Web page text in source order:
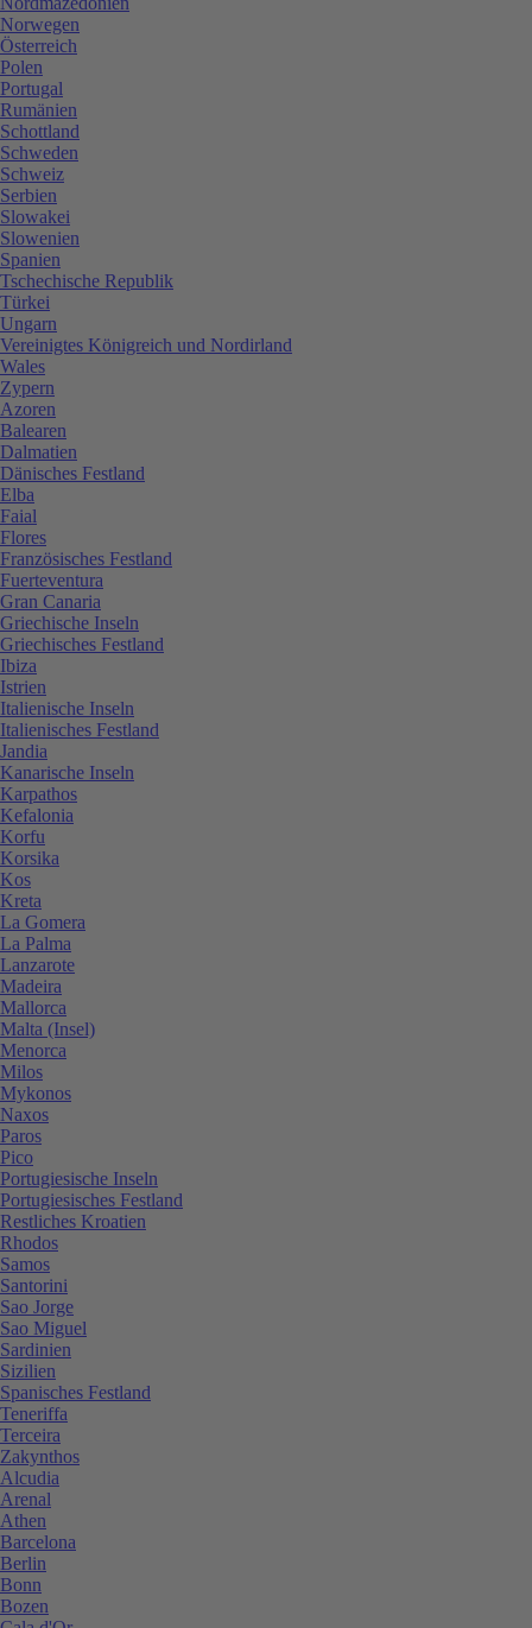
Norwegen
Österreich
Polen
Portugal
Rumänien
Schottland
Schweden
Schweiz
Serbien
Slowakei
Slowenien
Spanien
Tschechische Republik
Türkei
Ungarn
Vereinigtes Königreich und Nordirland
Wales
Zypern
Azoren
Balearen
Dalmatien
Dänisches Festland
Elba
Faial
Flores
Französisches Festland
Fuerteventura
Gran Canaria
Griechische Inseln
Griechisches Festland
Ibiza
Istrien
Italienische Inseln
Italienisches Festland
Jandia
Kanarische Inseln
Karpathos
Kefalonia
Korfu
Korsika
Kos
Kreta
La Gomera
La Palma
Lanzarote
Madeira
Mallorca
Malta (Insel)
Menorca
Milos
Mykonos
Naxos
Paros
Pico
Portugiesische Inseln
Portugiesisches Festland
Restliches Kroatien
Rhodos
Samos
Santorini
Sao Jorge
Sao Miguel
Sardinien
Sizilien
Spanisches Festland
Teneriffa
Terceira
Zakynthos
Alcudia
Arenal
Athen
Barcelona
Berlin
Bonn
Bozen